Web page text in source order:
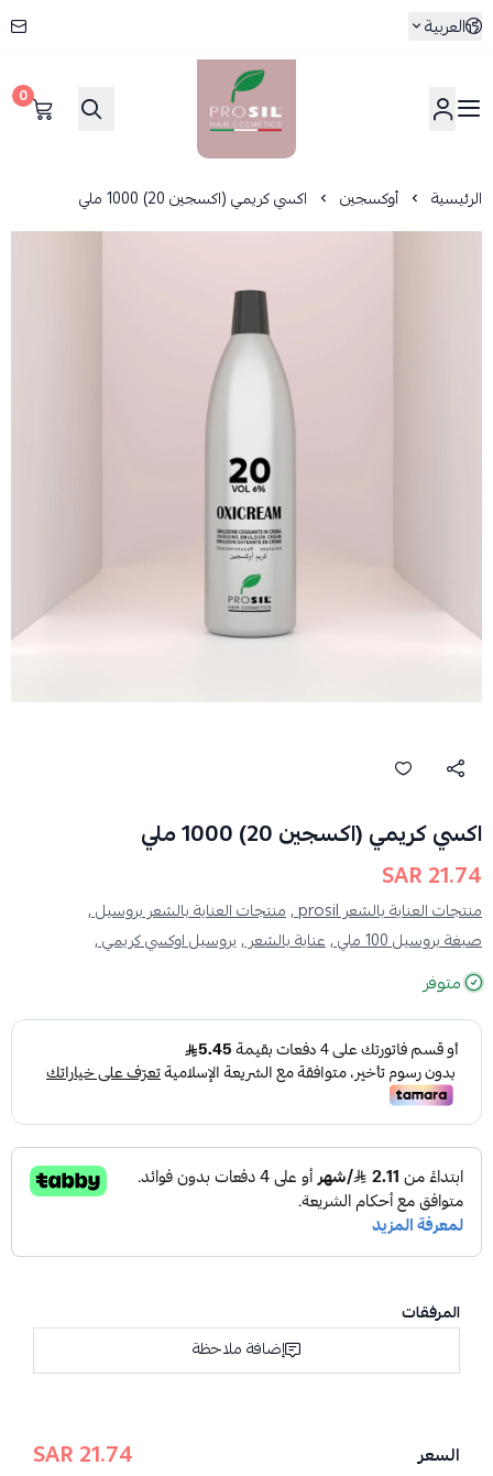
العربية
بروسيل
0
الرئيسية أوكسجين اكسي كريمي (اكسجين 20) 1000 ملي
اكسي كريمي (اكسجين 20) 1000 ملي
21.74 SAR
منتجات العناية بالشعر prosil ,
منتجات العناية بالشعر بروسيل ,
صبغة بروسيل 100 ملي ,
عناية بالشعر ,بروسيل اوكسي كريمي ,
متوفر
المرفقات
إضافة ملاحظة
السعر 21.74 SAR